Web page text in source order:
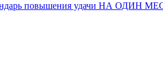
повышения удачи НА ОДИН